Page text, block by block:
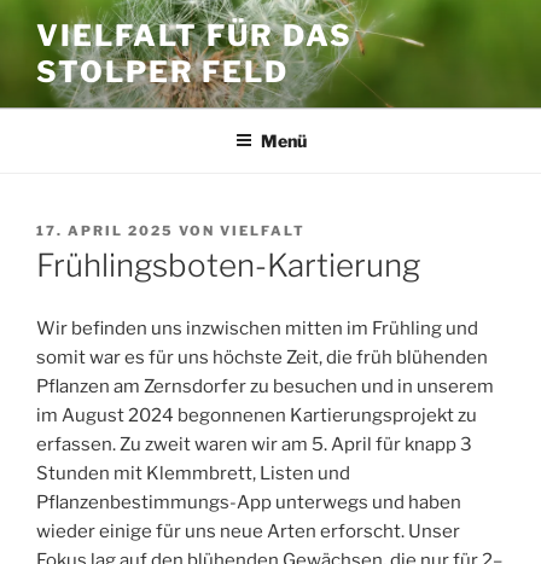
Inhalt
springen
VIELFALT FÜR DAS
STOLPER FELD
Menü
VERÖFFENTLICHT
AM
17. APRIL 2025 VON VIELFALT
Frühlingsboten-Kartierung
Wir befinden uns inzwischen mitten im Frühling und
somit war es für uns höchste Zeit, die früh blühenden
Pflanzen am Zernsdorferzu besuchen und in unserem
im August 2024 begonnenen Kartierungsprojekt zu
erfassen.Zu zweitwaren wir am 5. April für knapp 3
Stunden mit Klemmbrett, Listen und
Pflanzenbestimmungs-App unterwegs und haben
wiedereinige für uns neue Arten erforscht. Unser